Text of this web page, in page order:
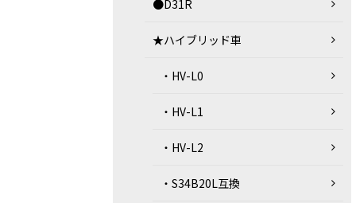
●D31R
★ハイブリッド車
・HV-L0
・HV-L1
・HV-L2
・S34B20L互換